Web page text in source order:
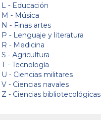
L - Educación
M - Música
N - Finas artes
P - Lenguaje y literatura
R - Medicina
S - Agricultura
T - Tecnología
U - Ciencias militares
V - Ciencias navales
Z - Ciencias bibliotecológicas